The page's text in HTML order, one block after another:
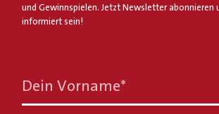
und Gewinnspielen. Jetzt Newsletter abonnieren
informiert sein!
Dein Vorname*